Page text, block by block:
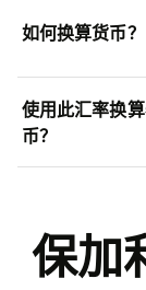
如何换算货币？
使用此汇率换
币？
保加